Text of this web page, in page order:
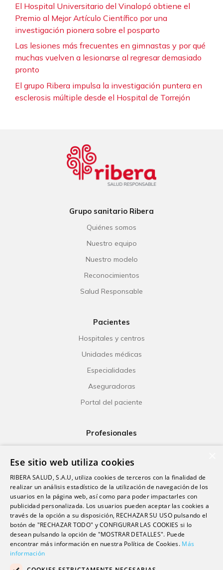
El Hospital Universitario del Vinalopó obtiene el
Premio al Mejor Artículo Científico por una
investigación pionera sobre el posparto
Las lesiones más frecuentes en gimnastas y por qué
muchas vuelven a lesionarse al regresar demasiado
pronto
El grupo Ribera impulsa la investigación puntera en
esclerosis múltiple desde el Hospital de Torrejón
Grupo sanitario Ribera
Quiénes somos
Nuestro equipo
Nuestro modelo
Reconocimientos
Salud Responsable
Pacientes
Hospitales y centros
Unidades médicas
Especialidades
Aseguradoras
Portal del paciente
Profesionales
Investigación
Formación
Escuela universitaria
Trabaja con nosotros
Contacto
Ese sitio web utiliza cookies
RIBERA SALUD, S.A.U, utiliza cookies de terceros con la finalidad de
realizar un análisis estadístico de la utilización de navegación de los
usuarios en la página web, así como para poder impactarles con
publicidad personalizada. Los usuarios pueden aceptar las cookies a
través de la opción a su disposición, RECHAZAR SU USO pulsando el
botón de "RECHAZAR TODO" y CONFIGURAR LAS COOKIES si lo
desean pulsando la opción de "MOSTRAR DETALLES". Puede
encontrar más información en nuestra Política de Cookies. Más
información